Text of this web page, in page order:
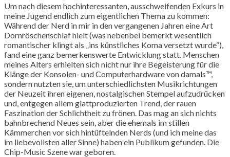
Um nach diesem hochinteressanten, ausschweifenden Exkurs in
meine Jugend endlich zum eigentlichen Thema zu kommen:
Während der Nerd in mir in den vergangenen Jahren eine Art
Dornröschenschlaf hielt (was nebenbei bemerkt wesentlich
romantischer klingt als „ins künstliches Koma versetzt wurde“),
fand eine ganz bemerkenswerte Entwicklung statt. Menschen
meines Alters erhielten sich nicht nur ihre Begeisterung für die
Klänge der Konsolen- und Computerhardware von damals™,
sondern nutzten sie, um unterschiedlichsten Musikrichtungen
der Neuzeit ihren eigenen, nostalgischen Stempel aufzudrücken
und, entgegen allem glattproduzierten Trend, der rauen
Faszination der Schlichtheit zu frönen. Das mag an sich nichts
bahnbrechend Neues sein, aber die ehemals im stillen
Kämmerchen vor sich hintüftelnden Nerds (und ich meine das
im liebevollsten aller Sinne) haben ein Publikum gefunden. Die
Chip-Music Szene war geboren.